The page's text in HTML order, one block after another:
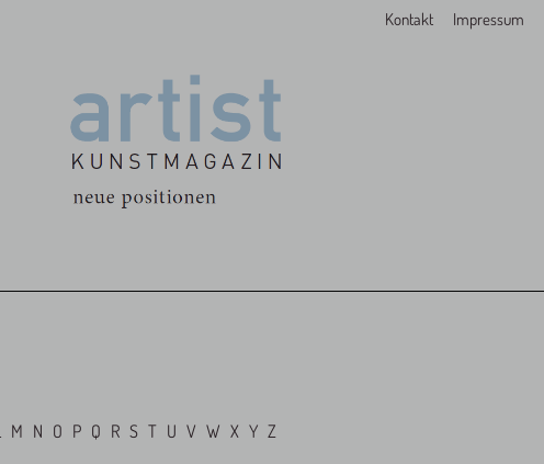
Kontakt Impressum
M N O P Q R S T U V W X Y Z